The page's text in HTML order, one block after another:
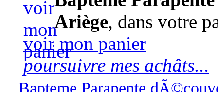
Ariège, dans votre
voir mon panier
poursuivre mes achâts...
Bapteme Parapente